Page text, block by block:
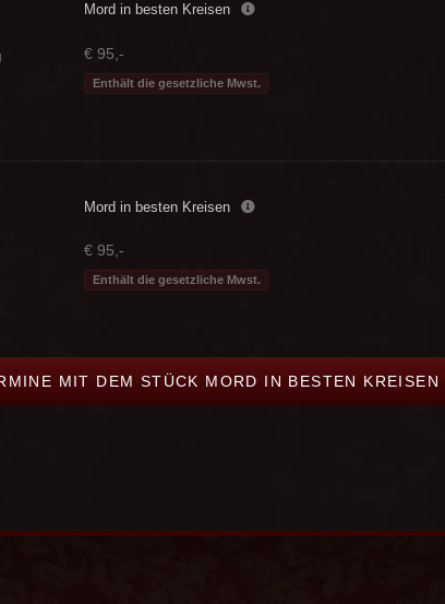
Mord in besten Kreisen
€ 95,-
Enthält die gesetzliche Mwst.
Mord in besten Kreisen
€ 95,-
Enthält die gesetzliche Mwst.
MIT DEM STÜCK MORD IN BESTEN KREISEN